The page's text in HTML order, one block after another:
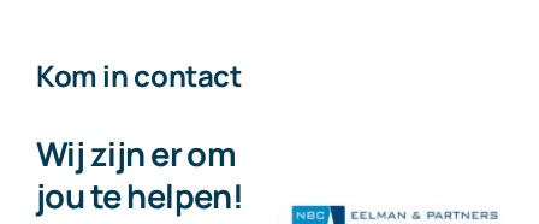
Kom in contact
Wij zijn er om
jou te helpen!